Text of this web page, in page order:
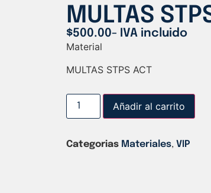
MULTAS
$500.00- IVA incluido
Material
MULTAS STPS ACT
Añadir al carrito
Categorias Materiales, VIP